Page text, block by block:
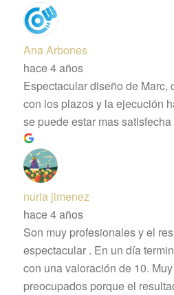
Ana Arbones
hace 4 años
Espectacular diseño de Marc,
con los plazos y la ejecución
se puede estar mas
nuria jimenez
hace 4 años
Son muy profesionales y el
espectacular . En un día
con una valoración de 10.
preocupados porque el